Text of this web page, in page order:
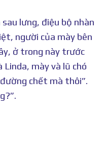
lưng, điệu bộ nhàn
người của mày bên
ở trong này trước
mày và lũ chó
chết mà thôi”.